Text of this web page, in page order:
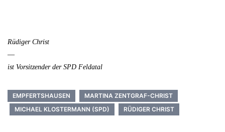
Rüdiger Christ
—
ist Vorsitzender der SPD Feldatal
EMPFERTSHAUSEN
MARTINA ZENTGRAF-CHRIST
MICHAEL KLOSTERMANN (SPD)
RÜDIGER CHRIST